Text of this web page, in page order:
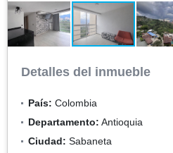
Detalles del inmueble
País: Colombia
Departamento: Antioquia
Ciudad: Sabaneta